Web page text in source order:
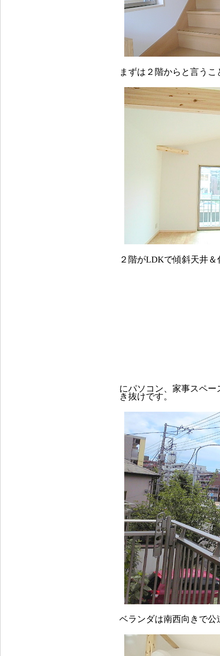
まずは２階からと言う
２階がLDKで傾斜天井
にパソコン、家事スペー
き抜けです。
ベランダは南西向きで